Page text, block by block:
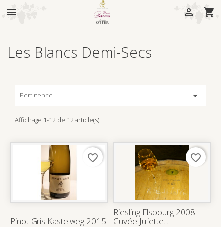
 

Les Blancs Demi-Secs
Pertinence 
Affichage 1-12 de 12 article(s)
Pinot-Gris Kastelweg 2015
favorite_border
Riesling Elsbourg 2008
Cuvée Juliette...
favorite_border